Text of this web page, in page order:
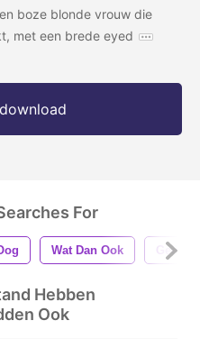
boze blonde vrouw die
met een brede eyed
For
Wat Dan Ook
Hebben
Ook